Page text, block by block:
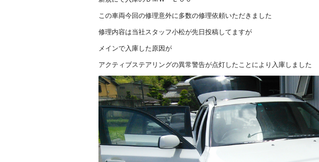
k
この車両今回の修理意外に多数の修理依頼いただきました
修理内容は当社スタッフ小松が先日投稿してますが
メインで入庫した原因が
アクティブステアリングの異常警告が点灯したことにより入庫しました